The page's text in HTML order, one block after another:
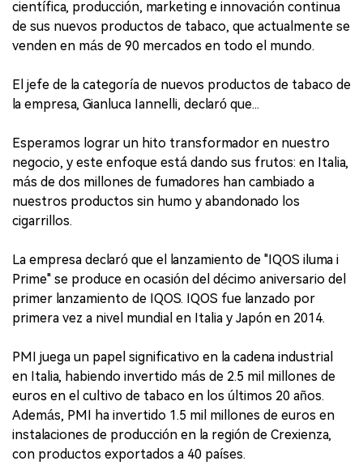
científica, producción, marketing e innovación continua
de sus nuevos productos de tabaco, que actualmente se
venden en más de 90 mercados en todo el mundo.
El jefe de la categoría de nuevos productos de tabaco de
la empresa, Gianluca Iannelli, declaró que...
Esperamos lograr un hito transformador en nuestro
negocio, y este enfoque está dando sus frutos: en Italia,
más de dos millones de fumadores han cambiado a
nuestros productos sin humo y abandonado los
cigarrillos.
La empresa declaró que el lanzamiento de "IQOS iluma i
Prime" se produce en ocasión del décimo aniversario del
primer lanzamiento de IQOS. IQOS fue lanzado por
primera vez a nivel mundial en Italia y Japón en 2014.
PMI juega un papel significativo en la cadena industrial
en Italia, habiendo invertido más de 2.5 mil millones de
euros en el cultivo de tabaco en los últimos 20 años.
Además, PMI ha invertido 1.5 mil millones de euros en
instalaciones de producción en la región de Crexienza,
con productos exportados a 40 países.